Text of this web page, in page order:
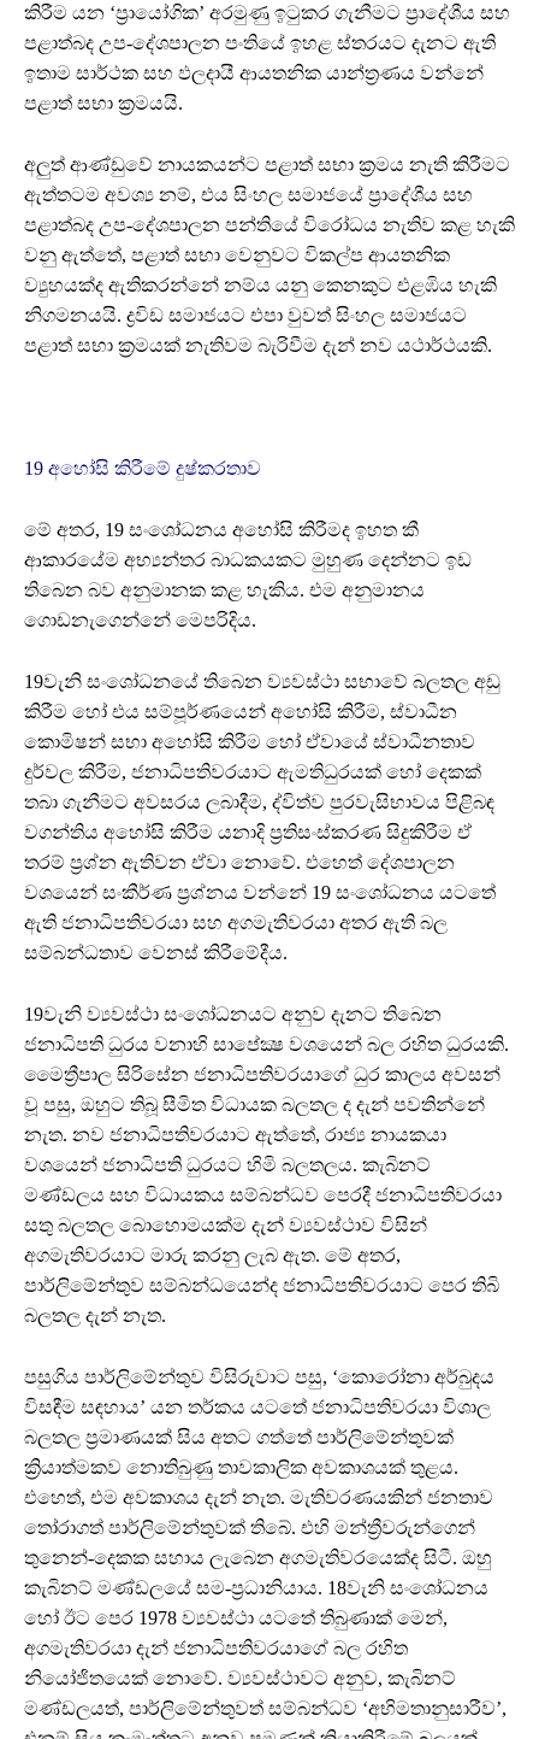
කිරීම යන ‘ප්‍රායෝගික’ අරමුණු ඉටුකර ගැනීමට ප්‍රාදේශීය සහ
පළාත්බද උප-දේශපාලන පංතියේ ඉහළ ස්තරයට දැනට ඇති
ඉතාම සාර්ථක සහ ඵලදායී ආයතනික යාන්ත්‍රණය වන්නේ
පළාත් සභා ක්‍රමයයි.
අලුත් ආණ්ඩුවේ නායකයන්ට පළාත් සභා ක්‍රමය නැති කිරීමට
ඇත්තටම අවශ්‍ය නම්, එය සිංහල සමාජයේ ප්‍රාදේශීය සහ
පළාත්බද උප-දේශපාලන පන්තියේ විරෝධය නැතිව කළ හැකි
වනු ඇත්තේ, පළාත් සභා වෙනුවට විකල්ප ආයතනික
ව්‍යුහයක්ද ඇතිකරන්නේ නම්ය යනු කෙනකුට එළඹිය හැකි
නිගමනයයි. ද්‍රවිඩ සමාජයට එපා වුවත් සිංහල සමාජයට
පළාත් සභා ක්‍රමයක් නැතිවම බැරිවීම දැන් නව යථාර්ථයකි.
19 අහෝසි කිරීමේ දුෂ්කරතාව
මේ අතර, 19 සංශෝධනය අහෝසි කිරීමද ඉහත කී
ආකාරයේම අභ්‍යන්තර බාධකයකට මුහුණ දෙන්නට ඉඩ
තිබෙන බව අනුමානක කළ හැකිය. එම අනුමානය
ගොඩනැගෙන්නේ මෙපරිදිය.
19වැනි සංශෝධනයේ තිබෙන ව්‍යවස්ථා සභාවේ බලතල අඩු
කිරීම හෝ එය සම්පූර්ණයෙන් අහෝසි කිරීම, ස්වාධීන
කොමිෂන් සභා අහෝසි කිරීම හෝ ඒවායේ ස්වාධීනතාව
දුර්වල කිරීම, ජනාධිපතිවරයාට ඇමතිධුරයක් හෝ දෙකක්
තබා ගැනීමට අවසරය ලබාදීම, ද්විත්ව පුරවැසිභාවය පිළිබඳ
වගන්තිය අහෝසි කිරීම යනාදි ප්‍රතිසංස්කරණ සිදුකිරීම ඒ
තරම් ප්‍රශ්න ඇතිවන ඒවා නොවේ. එහෙත් දේශපාලන
වශයෙන් සංකීර්ණ ප්‍රශ්නය වන්නේ 19 සංශෝධනය යටතේ
ඇති ජනාධිපතිවරයා සහ අගමැතිවරයා අතර ඇති බල
සම්බන්ධතාව වෙනස් කිරීමේදීය.
19වැනි ව්‍යවස්ථා සංශෝධනයට අනුව දැනට තිබෙන
ජනාධිපති ධුරය වනාහි සාපේක්‍ෂ වශයෙන් බල රහිත ධුරයකි.
මෛත්‍රීපාල සිරිසේන ජනාධිපතිවරයාගේ ධුර කාලය අවසන්
වූ පසු, ඔහුට තිබූ සීමිත විධායක බලතල ද දැන් පවතින්නේ
නැත. නව ජනාධිපතිවරයාට ඇත්තේ, රාජ්‍ය නායකයා
වශයෙන් ජනාධිපති ධුරයට හිමි බලතලය. කැබිනට්
මණ්ඩලය සහ විධායකය සම්බන්ධව පෙරදී ජනාධිපතිවරයා
සතු බලතල බොහොමයක්ම දැන් ව්‍යවස්ථාව විසින්
අගමැතිවරයාට මාරු කරනු ලැබ ඇත. මේ අතර,
පාර්ලිමේන්තුව සම්බන්ධයෙන්ද ජනාධිපතිවරයාට පෙර තිබි
බලතල දැන් නැත.
පසුගිය පාර්ලිමේන්තුව විසිරුවාට පසු, ‘කොරෝනා අර්බුදය
විසඳීම සඳහාය’ යන තර්කය යටතේ ජනාධිපතිවරයා විශාල
බලතල ප්‍රමාණයක් සිය අතට ගත්තේ පාර්ලිමේන්තුවක්
ක්‍රියාත්මකව නොතිබුණු තාවකාලික අවකාශයක් තුළය.
එහෙත්, එම අවකාශය දැන් නැත. මැතිවරණයකින් ජනතාව
තෝරාගත් පාර්ලිමේන්තුවක් තිබේ. එහි මන්ත්‍රීවරුන්ගෙන්
තුනෙන්-දෙකක සහාය ලැබෙන අගමැතිවරයෙක්ද සිටී. ඔහු
කැබිනට් මණ්ඩලයේ සම-ප්‍රධානියාය. 18වැනි සංශෝධනය
හෝ ඊට පෙර 1978 ව්‍යවස්ථා යටතේ තිබුණාක් මෙන්,
අගමැතිවරයා දැන් ජනාධිපතිවරයාගේ බල රහිත
නියෝජිතයෙක් නොවේ. ව්‍යවස්ථාවට අනුව, කැබිනට්
මණ්ඩලයත්, පාර්ලිමේන්තුවත් සම්බන්ධව ‘අභිමතානුසාරීව’,